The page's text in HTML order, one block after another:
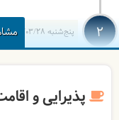
2 پنج‌شنبه 1405/03/28
مسیرمان
پذیرایی و